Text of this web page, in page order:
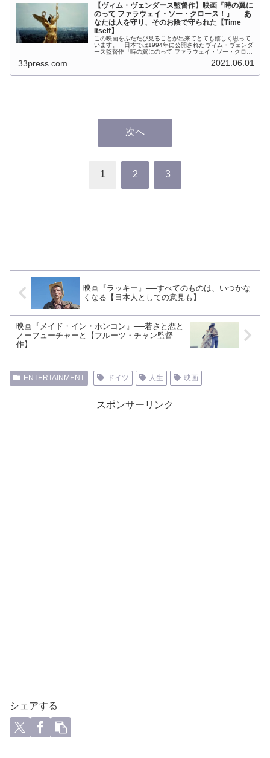
【ヴィム・ヴェンダース監督作】映画『時の翼に
のって ファラウェイ・ソー・クロース！』──あ
なたは人を守り、そのお陰で守られた【Time
Itself】
この映画をふたたび見ることが出来てとても嬉しく思って
います。 日本では1994年に公開されたヴィム・ヴェンダ
ース監督作『時の翼にのって ファラウェイ・ソー・クロー
33press.com 2021.06.01
次へ
1 2 3
映画『ラッキー』──すべてのものは、いつかな
くなる【日本人としての意見も】
映画『メイド・イン・ホンコン』──若さと恋と
ノーフューチャーと【フルーツ・チャン監督
作】
ENTERTAINMENT ドイツ 人生 映画
スポンサーリンク
シェアする